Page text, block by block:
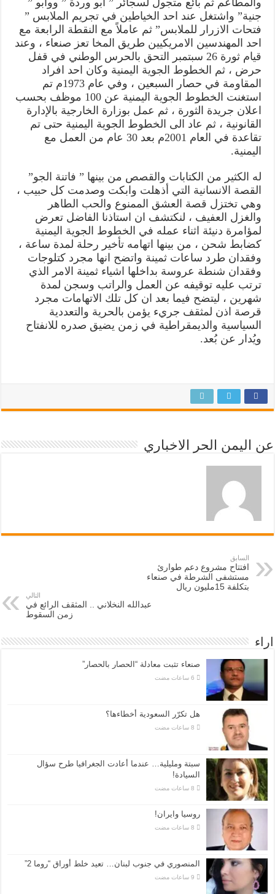
والمطاعم ثم بائع متجول لسجائر ” أبو وردة ” ووأبو ”
جنية” واشتغل عند احد الخياطين في تجريم الملابس ”
فتحات الازرار للملابس” ثم عاملاً مع النقطة الرابعة مع
احد المهندسين الامريكيين طريق المخا تعز صنعاء ، وعند
قيام ثورة 26 سبتمبر التحق بالحرس الوطني في قفل
حرض ، ثم الخطوط الجوية اليمنية وكان احد افراد
المقاومة في حصار السبعين ، وفي عام 1973م تم
استغنت الخطوط الجوية اليمنية عن 100 موظف بحسب
اعلان جريدة الثورة ، ثم عمل بوزارة الخارجية بالإدارة
القانونية ، ثم عاد الى الخطوط الجوية اليمنية حتى تم
تقاعدة في العام 2001م بعد 30 عام من العمل مع
اليمنية.
له الكثير من الكتابات والقصص من بينها ” فاتنة الجو”
القصة الانسانية التي أذهلت وابكت وصدمت كل حبيب ،
وهي تختزل قصة العشق الممنوع والحب الطاهر
والغزل العفيف ، لنكتشف ان استاذنا الفاضل تعرض
لمؤامرة دنيئة اثناء عمله في الخطوط الجوية اليمنية
كضابط شحن ، من بينها اتهامه تأخير رحلة لمدة ساعة ،
وفقدان طرد ساعات ثمينة واتضح انها مجرد كتلوجات
وفقدان شنطة عروسة بداخلها اشياء ثمينة الامر الذي
ترتب عليه توقيفه عن العمل والراتب وسجن لمدة
شهرين ، ليتضح فيما بعد ان كل تلك الاتهامات مجرد
قرصة اذن لمثقف جريء يؤمن بالحرية والتعددية
السياسية والديمقراطية في زمن يضيق صدره للانفتاح
ويُدار عن بُعد.
عن اليمن الحر الاخباري
السابق
افتتاح مشروع دعم طوارئ
مستشفى الشرطة في صنعاء
بتكلفة 15مليون ريال
التالي
عبدالله النخلاني .. المثقف الرائع في
زمن السقوط
اراء
صنعاء تثبت معادلة “الحصار بالحصار”
هل تكرّر السعودية أخطاءها؟
سبتة ومليلية… عندما أعادت الجغرافيا طرح سؤال
السيادة!
روسيا وايران!
المنصوري في جنوب لبنان… تعيد خلط أوراق “روما 2”